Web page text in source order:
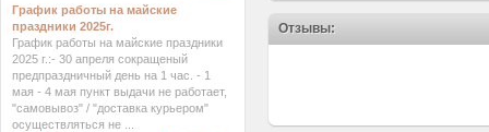
Отзывы:
График работы на майские
праздники 2025г.
График работы на майские праздники
2025 г.:- 30 апреля сокращеный
предпраздничный день на 1 час. - 1
мая - 4 мая пункт выдачи не работает,
"самовывоз" / "доставка курьером"
осуществляться не ...